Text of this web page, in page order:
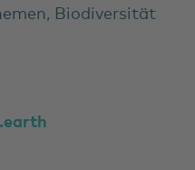
Biodiversität